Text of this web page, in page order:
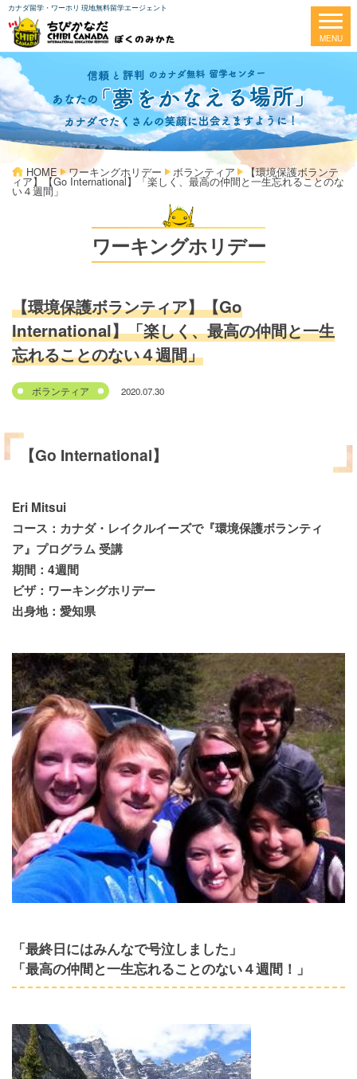
カナダ留学・ワーホリ 現地無料留学エージェント
HOME ワーキングホリデー ボランティア 【環境保護ボランテ
ィア】【Go International】「楽しく、最高の仲間と一生忘れることのな
い４週間」
ワーキングホリデー
【環境保護ボランティア】【Go
International】「楽しく、最高の仲間と一生
忘れることのない４週間」
ボランティア 2020.07.30
【Go International】
Eri Mitsui
コース：カナダ・レイクルイーズで『環境保護ボランティ
ア』プログラム 受講
期間：4週間
ビザ：ワーキングホリデー
出身地：愛知県
「最終日にはみんなで号泣しました」
「最高の仲間と一生忘れることのない４週間！」